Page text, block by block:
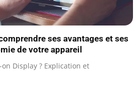
ses avantages et ses
de votre appareil
on Display ? Explication et